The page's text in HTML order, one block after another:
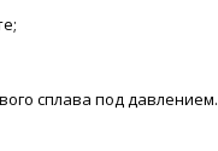
сплава под давлением.